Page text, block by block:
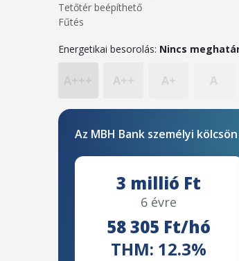
Tetőtér beépíthető
Fűtés
Energetikai besorolás: Nincs
A++ A+ A
Az MBH Bank személyi
3 millió Ft
6 évre
58 305 Ft/hó
THM: 12.3%